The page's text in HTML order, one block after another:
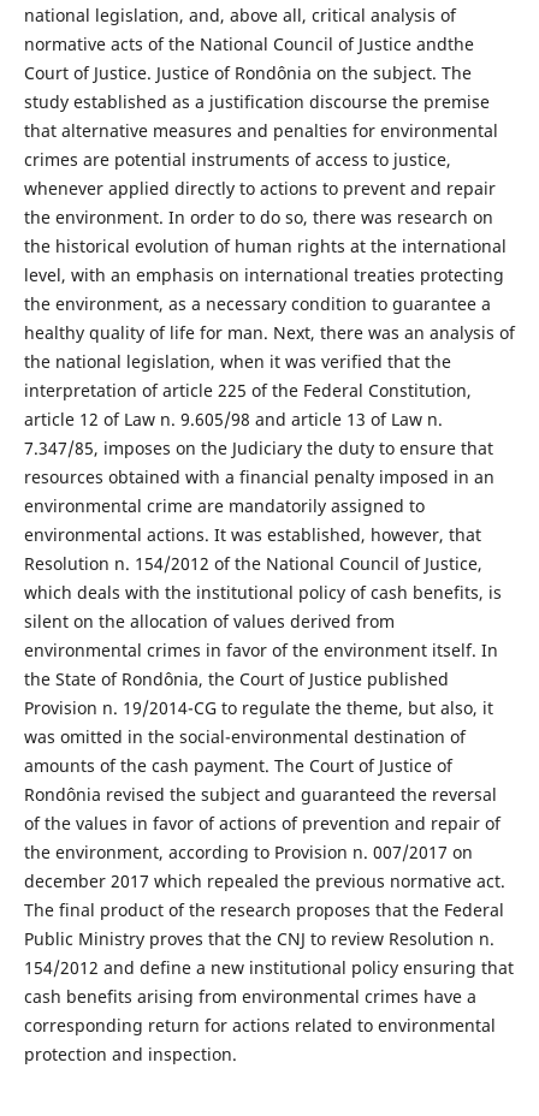
national legislation, and, above all, critical analysis of
normative acts of the National Council of Justice andthe
Court of Justice. Justice of Rondônia on the subject. The
study established as a justification discourse the premise
that alternative measures and penalties for environmental
crimes are potential instruments of access to justice,
whenever applied directly to actions to prevent and repair
the environment. In order to do so, there was research on
the historical evolution of human rights at the international
level, with an emphasis on international treaties protecting
the environment, as a necessary condition to guarantee a
healthy quality of life for man. Next, there was an analysis of
the national legislation, when it was verified that the
interpretation of article 225 of the Federal Constitution,
article 12 of Law n. 9.605/98 and article 13 of Law n.
7.347/85, imposes on the Judiciary the duty to ensure that
resources obtained with a financial penalty imposed in an
environmental crime are mandatorily assigned to
environmental actions. It was established, however, that
Resolution n. 154/2012 of the National Council of Justice,
which deals with the institutional policy of cash benefits, is
silent on the allocation of values derived from
environmental crimes in favor of the environment itself. In
the State of Rondônia, the Court of Justice published
Provision n. 19/2014-CG to regulate the theme, but also, it
was omitted in the social-environmental destination of
amounts of the cash payment. The Court of Justice of
Rondônia revised the subject and guaranteed the reversal
of the values in favor of actions of prevention and repair of
the environment, according to Provision n. 007/2017 on
december 2017 which repealed the previous normative act.
The final product of the research proposes that the Federal
Public Ministry proves that the CNJ to review Resolution n.
154/2012 and define a new institutional policy ensuring that
cash benefits arising from environmental crimes have a
corresponding return for actions related to environmental
protection and inspection.